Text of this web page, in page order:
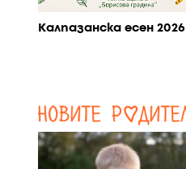
Калпазанска есен 2026